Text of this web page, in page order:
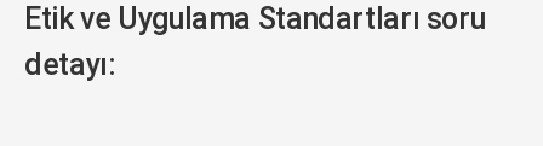
Etik ve Uygulama Standartları soru
detayı: